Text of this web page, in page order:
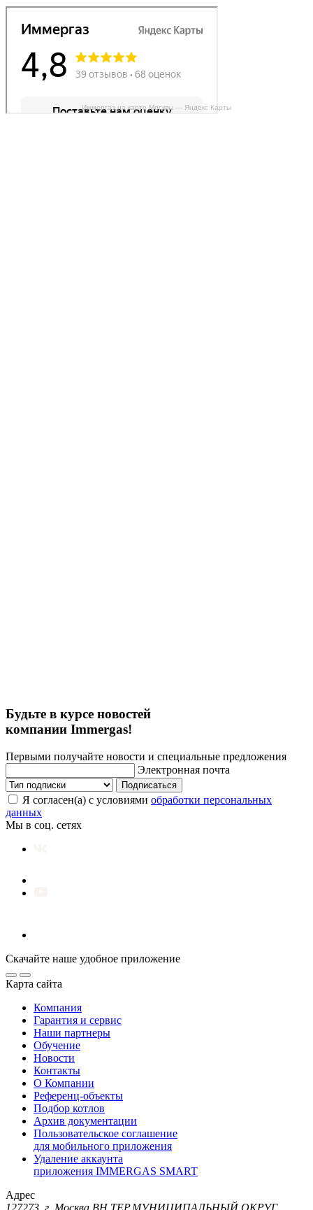
Иммергаз на карте Москвы — Яндекс Карты
Будьте в курсе новостей
компании Immergas!
Первыми получайте новости и специальные предложения
Электронная почта
Подписаться
Я согласен(а) с условиями обработки персональных
данных
Мы в соц. сетях
Скачайте наше удобное приложение
Карта сайта
Компания
Гарантия и сервис
Наши партнеры
Обучение
Новости
Контакты
О Компании
Референц-объекты
Подбор котлов
Архив документации
Пользовательское соглашение
для мобильного приложения
Удаление аккаунта
приложения IMMERGAS SMART
Адрес
127273, г. Москва ВН.ТЕР.МУНИЦИПАЛЬНЫЙ ОКРУГ